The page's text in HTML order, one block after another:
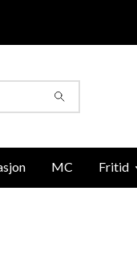
MC Fritid